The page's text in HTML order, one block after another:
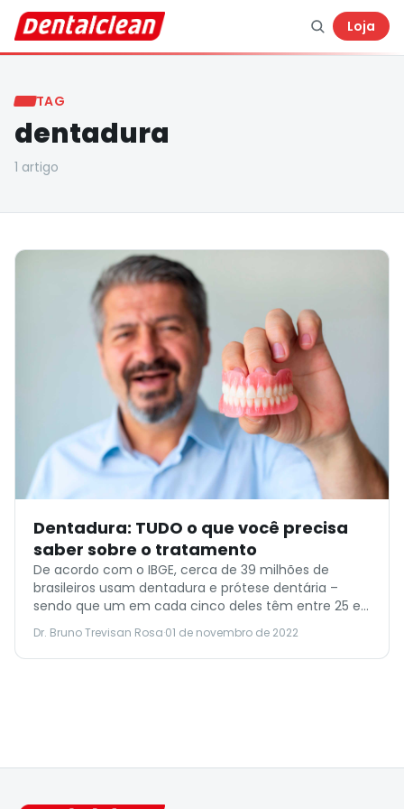
Loja
TAG
dentadura
1 artigo
Dentadura: TUDO o que você precisa
saber sobre o tratamento
De acordo com o IBGE, cerca de 39 milhões de
brasileiros usam dentadura e prótese dentária –
sendo que um em cada cinco deles têm entre 25 e
44 anos. Para muitas pessoas, a dentadura é uma
técnica indispensável para recuperar a mastigação
e a estética do sorriso. Um fato curioso é que
Dr. Bruno Trevisan Rosa·01 de novembro de 2022